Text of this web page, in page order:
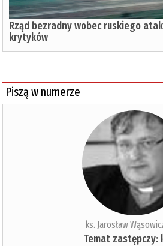
Rząd bezradny wobec ruskiego
krytyków
Piszą w numerze
ks. Jarosław
Temat zastępczy: